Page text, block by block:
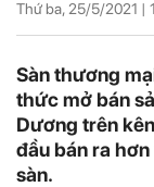
Thứ ba, 25/5/2021 |
Sàn thương
thức mở bán
Dương trên
đầu bán ra
sàn.